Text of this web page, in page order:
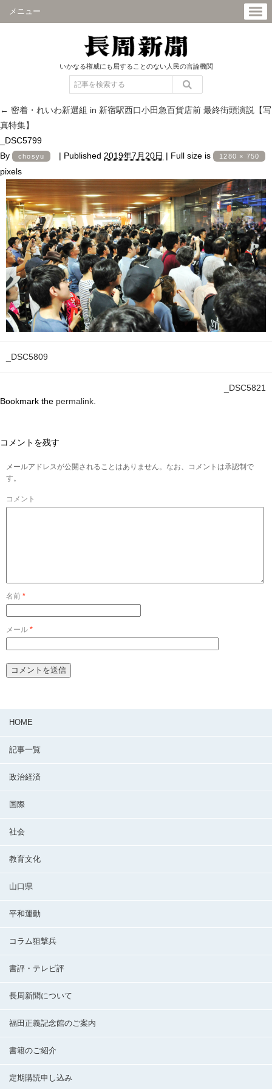
メニュー
いかなる権威にも屈することのない人民の言論機関
← 密着・れいわ新選組 in 新宿駅西口小田急百貨店前 最終街頭演説【写
真特集】
_DSC5799
By
chosyu | Published 2019年7月20日 | Full size is 1280 × 750
pixels
_DSC5809
_DSC5821
Bookmark the permalink
コメントを残す
メールアドレスが公開されることはありません。なお、コメントは承認制で
す。
コメント
名前 *
メール *
HOME
記事一覧
政治経済
国際
社会
教育文化
山口県
平和運動
コラム狙撃兵
書評・テレビ評
長周新聞について
福田正義記念館のご案内
書籍のご紹介
定期購読申し込み